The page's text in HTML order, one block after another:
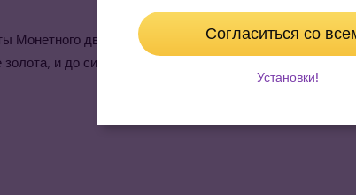
Монетного двора Соединённых Штатов Америки
золота, и до сих пор современные американские
исторических эпох можно найти на
Согласиться со
Установки!